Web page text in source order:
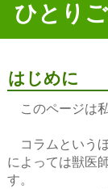
ひとり
はじめに
このページは
コラムという
によっては獣医
す。